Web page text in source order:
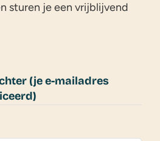
sturen je een vrijblijvend
(je e-mailadres